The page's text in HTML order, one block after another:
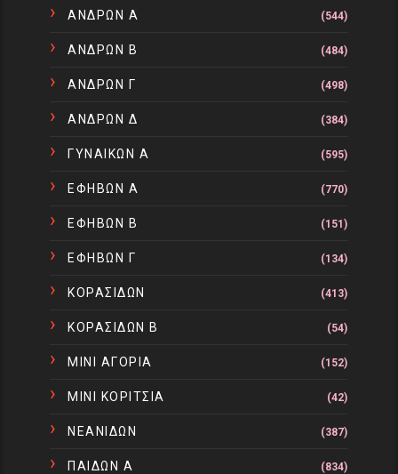
ΑΝΔΡΩΝ Α (544)
ΑΝΔΡΩΝ Β (484)
ΑΝΔΡΩΝ Γ (498)
ΑΝΔΡΩΝ Δ (384)
ΓΥΝΑΙΚΩΝ Α (595)
ΕΦΗΒΩΝ Α (770)
ΕΦΗΒΩΝ Β (151)
ΕΦΗΒΩΝ Γ (134)
ΚΟΡΑΣΙΔΩΝ (413)
ΚΟΡΑΣΙΔΩΝ Β (54)
ΜΙΝΙ ΑΓΟΡΙΑ (152)
ΜΙΝΙ ΚΟΡΙΤΣΙΑ (42)
ΝΕΑΝΙΔΩΝ (387)
ΠΑΙΔΩΝ Α (834)